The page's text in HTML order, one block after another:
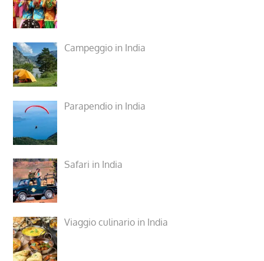
Campeggio in India
Parapendio in India
Safari in India
Viaggio culinario in India